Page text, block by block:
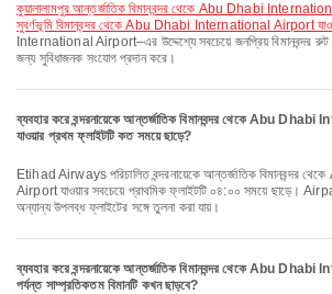
কুয়ালালামপুর আন্তর্জাতিক বিমানবন্দর থেকে Abu Dhabi
সুবর্ণভূমি বিমানবন্দর থেকে Abu Dhabi International Airport
International Airport–এর উদ্দেশ্যে সবচেয়ে জনপ্রিয় বিমানবন্দর
জন্য সুবিধাজনক সংযোগ প্রদান করে।
ব্যবহার করে বন্দরনায়েকে আন্তর্জাতিক বিমানবন্দর থেকে Abu
যাওয়ার প্রথম ফ্লাইটটি কত সময়ে ছাড়ে?
Etihad Airways পরিচালিত বন্দরনায়েকে আন্তর্জাতিক বিমানবন্দর থেকে Abu Dhabi International
Airport যাওয়ার সবচেয়ে প্রাথমিক ফ্লাইটটি ০৪:০০ সময়ে ছাড়ে।
অন্যান্য উপলব্ধ ফ্লাইটের সঙ্গে তুলনা করা যায়।
ব্যবহার করে বন্দরনায়েকে আন্তর্জাতিক বিমানবন্দর থেকে Abu
পর্যন্ত সাম্প্রতিকতম বিমানটি কখন ছাড়বে?